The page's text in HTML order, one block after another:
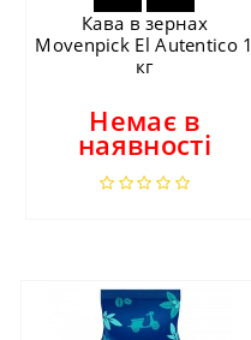
Кава в зернах
Movenpick El Autentico 1
кг
Немає в
наявності